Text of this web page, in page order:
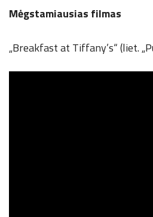
Mėgstamiausias filmas
„Breakfast at Tiffany’s“ (liet.